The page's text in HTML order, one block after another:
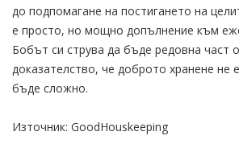
до подпомагане на постигането на
е просто, но мощно допълнение към
Бобът си струва да бъде редовна част
доказателство, че доброто хранене не
бъде сложно.
Източник: GoodHouskeeping